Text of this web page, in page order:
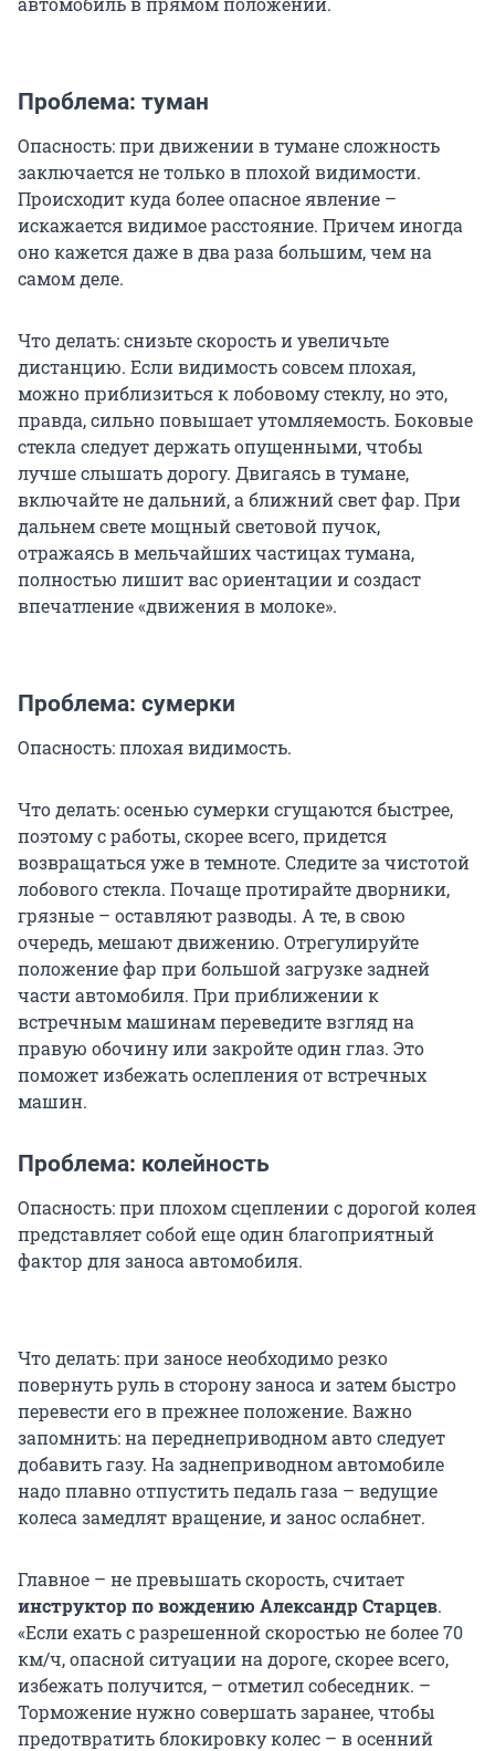
Проблема: туман
Опасность: при движении в тумане сложность
заключается не только в плохой видимости.
Происходит куда более опасное явление –
искажается видимое расстояние. Причем иногда
оно кажется даже в два раза большим, чем на
самом деле.
Что делать: снизьте скорость и увеличьте
дистанцию. Если видимость совсем плохая,
можно приблизиться к лобовому стеклу, но это,
правда, сильно повышает утомляемость. Боковые
стекла следует держать опущенными, чтобы
лучше слышать дорогу. Двигаясь в тумане,
включайте не дальний, а ближний свет фар. При
дальнем свете мощный световой пучок,
отражаясь в мельчайших частицах тумана,
полностью лишит вас ориентации и создаст
впечатление «движения в молоке».
Проблема: сумерки
Опасность: плохая видимость.
Что делать: осенью сумерки сгущаются быстрее,
поэтому с работы, скорее всего, придется
возвращаться уже в темноте. Следите за чистотой
лобового стекла. Почаще протирайте дворники,
грязные – оставляют разводы. А те, в свою
очередь, мешают движению. Отрегулируйте
положение фар при большой загрузке задней
части автомобиля. При приближении к
встречным машинам переведите взгляд на
правую обочину или закройте один глаз. Это
поможет избежать ослепления от встречных
машин.
Проблема: колейность
Опасность: при плохом сцеплении с дорогой колея
представляет собой еще один благоприятный
фактор для заноса автомобиля.
Что делать: при заносе необходимо резко
повернуть руль в сторону заноса и затем быстро
перевести его в прежнее положение. Важно
запомнить: на переднеприводном авто следует
добавить газу. На заднеприводном автомобиле
надо плавно отпустить педаль газа – ведущие
колеса замедлят вращение, и занос ослабнет.
Главное – не превышать скорость, считает
инструктор по вождению Александр Старцев.
«Если ехать с разрешенной скоростью не более 70
км/ч, опасной ситуации на дороге, скорее всего,
избежать получится, – отметил собеседник. –
Торможение нужно совершать заранее, чтобы
предотвратить блокировку колес – в осенний